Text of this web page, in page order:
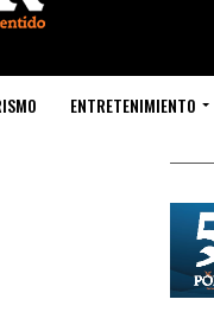
ENTRETENIMIENTO
Síntesis